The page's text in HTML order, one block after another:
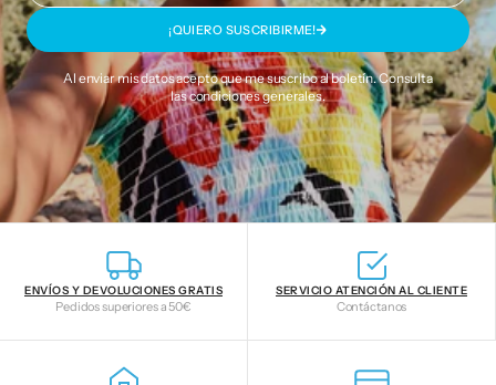
¡QUIERO SUSCRIBIRME!
Al enviar mis datos acepto que me suscribo al boletín. Consulta
lascondiciones generales.
ENVÍOS Y DEVOLUCIONES GRATIS
Pedidos superiores a 50€
SERVICIO ATENCIÓN AL CLIENTE
Contáctanos